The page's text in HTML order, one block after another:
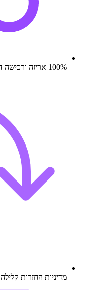
100% אריזה ורכישה דיסקרטית
מדיניות החזרות קלילה